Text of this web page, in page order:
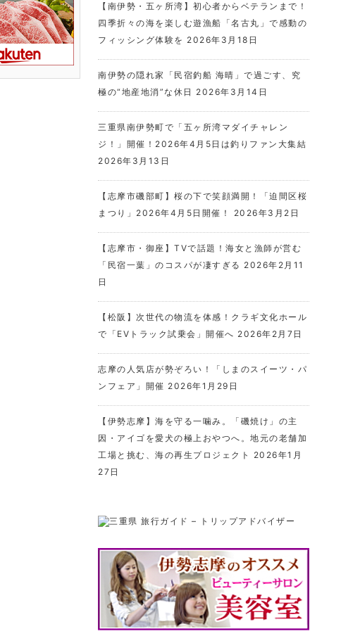
【南伊勢・五ヶ所湾】初心者からベテランまで！
四季折々の海を楽しむ遊漁船「名古丸」で感動の
フィッシング体験を 2026年3月18日
南伊勢の隠れ家「民宿釣船 海晴」で過ごす、究
極の“地産地消”な休日 2026年3月14日
三重県南伊勢町で「五ヶ所湾マダイチャレン
ジ！」開催！2026年4月5日は釣りファン大集結
2026年3月13日
【志摩市磯部町】桜の下で笑顔満開！「迫間区桜
まつり」2026年4月5日開催！
2026年3月2日
【志摩市・御座】TVで話題！海女と漁師が営む
「民宿一葉」のコスパが凄すぎる 2026年2月11
日
【松阪】次世代の物流を体感！クラギ文化ホール
で「EVトラック試乗会」開催へ 2026年2月7日
志摩の人気店が勢ぞろい！「しまのスイーツ・パ
ンフェア」開催 2026年1月29日
【伊勢志摩】海を守る一噛み。「磯焼け」の主
因・アイゴを愛犬の極上おやつへ。地元の老舗加
工場と挑む、海の再生プロジェクト
2026年1月
27日